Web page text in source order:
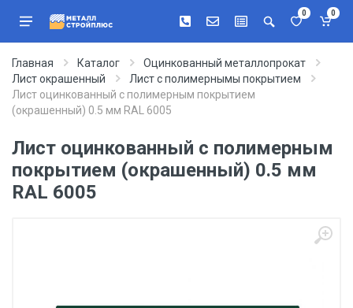
0 0
Главная Каталог
Оцинкованный металлопрокат
Лист окрашенный
Лист с полимернымы покрытием
Лист оцинкованный с полимерным покрытием
(окрашенный) 0.5 мм RAL 6005
Лист оцинкованный с полимерным
покрытием (окрашенный) 0.5 мм
RAL 6005